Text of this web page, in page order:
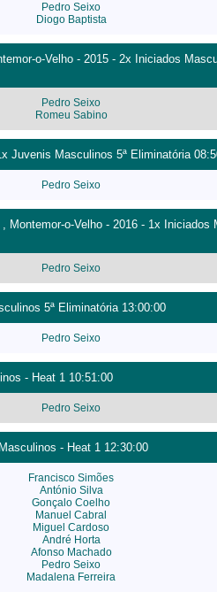
Pedro Seixo
Diogo Baptista
o-Velho - 2015 - 2x Iniciados
Pedro Seixo
Romeu Sabino
Juvenis Masculinos 5ª Eliminatória
Pedro Seixo
o-Velho - 2016 - 1x Iniciados
Pedro Seixo
5ª Eliminatória 13:00:00
Pedro Seixo
- Heat 1 10:51:00
Pedro Seixo
- Heat 1 12:30:00
Francisco Simões
António Silva
Gonçalo Coelho
Manuel Cabral
Miguel Cardoso
André Horta
Afonso Machado
Pedro Seixo
Madalena Ferreira